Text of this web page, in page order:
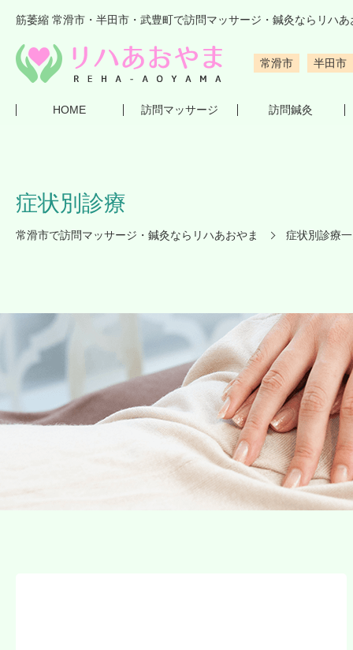
筋萎縮 常滑市・半田市・武豊町で訪問マッサージ・鍼灸ならリハあ
常滑市 半田市
HOME 訪問マッサージ 訪問鍼灸
症状別診療
常滑市で訪問マッサージ・鍼灸ならリハあおやま 症状別診療